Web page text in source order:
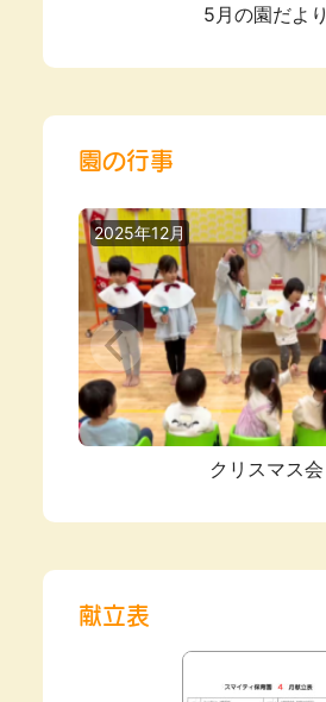
5月の園だより
園の行事
2025年12月
クリスマス会
献立表